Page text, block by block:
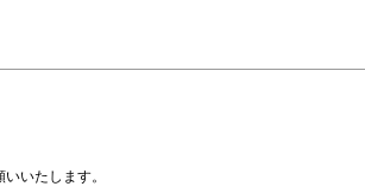
いたします。